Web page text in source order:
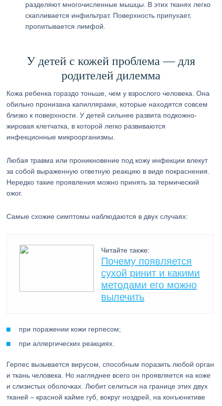
разделяют многочисленные мышцы. В этих тканях легко
скапливается инфильтрат. Поверхность припухает,
пропитывается лимфой.
У детей с кожей проблема — для
родителей дилемма
Кожа ребенка гораздо тоньше, чем у взрослого человека. Она
обильно пронизана капиллярами, которые находятся совсем
близко к поверхности. У детей сильнее развита подкожно-
жировая клетчатка, в которой легко развиваются
инфекционные микроорганизмы.
Любая травма или проникновение под кожу инфекции влекут
за собой выраженную ответную реакцию в виде покраснения.
Нередко такие проявления можно принять за термический
ожог.
Самые схожие симптомы наблюдаются в двух случаях:
Читайте также:
Почему появляется
сухой ринит и какими
методами его можно
вылечить
при поражении кожи герпесом;
при аллергических реакциях.
Герпес вызывается вирусом, способным поразить любой орган
и ткань человека. Но нагляднее всего он проявляется на коже
и слизистых оболочках. Любит селиться на границе этих двух
тканей – красной кайме губ, вокруг ноздрей, на конъюнктиве